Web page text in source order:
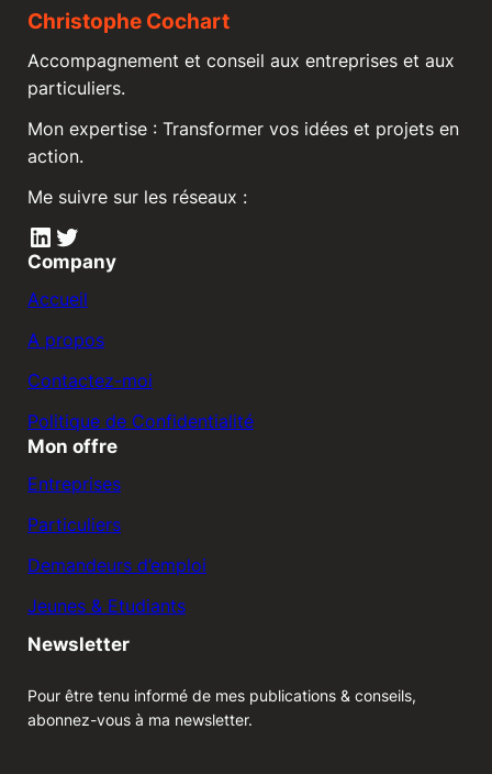
Christophe Cochart
Accompagnement et conseil aux entreprises et aux
particuliers.
Mon expertise : Transformer vos idées et projets en
action.
Me suivre sur les réseaux :
LinkedIn Twitter
Company
Accueil
A propos
Contactez-moi
Politique de Confidentialité
Mon offre
Entreprises
Particuliers
Demandeurs d’emploi
Jeunes & Etudiants
Newsletter
Pour être tenu informé de mes publications & conseils,
abonnez-vous à ma newsletter.